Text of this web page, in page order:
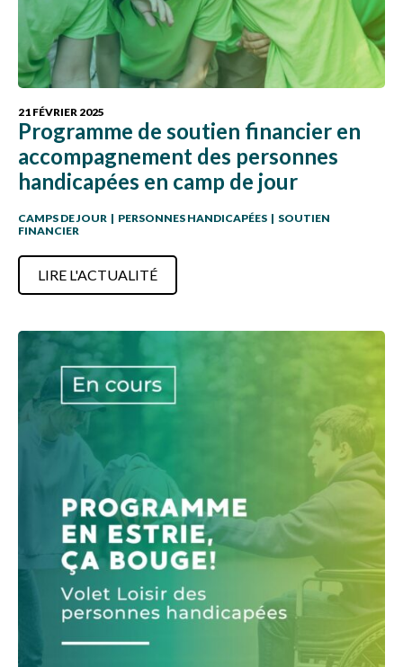
21 FÉVRIER 2025
Programme de soutien financier en
accompagnement des personnes
handicapées en camp de jour
CAMPS DE JOUR | PERSONNES HANDICAPÉES | SOUTIEN
FINANCIER
LIRE L'ACTUALITÉ